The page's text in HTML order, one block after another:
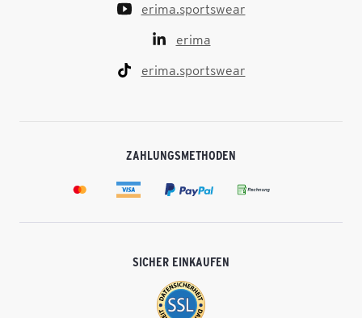
erima.sportswear
erima
erima.sportswear
ZAHLUNGSMETHODEN
SICHER EINKAUFEN